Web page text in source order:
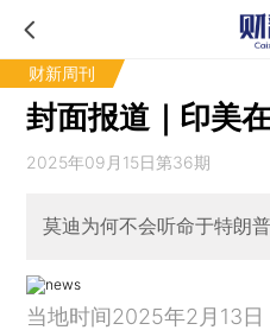
财新周刊
封面报道｜印美
2025年09月15日第36期
莫迪为何不会听命于特朗普
当地时间2025年2月13